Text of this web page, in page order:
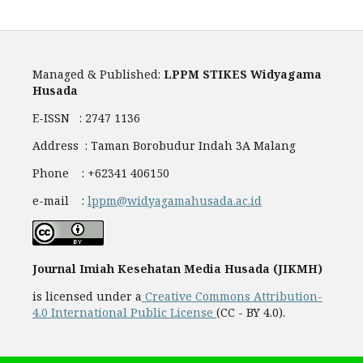
Managed & Published: LPPM STIKES Widyagama
Husada
E-ISSN : 2747 1136
Address : Taman Borobudur Indah 3A Malang
Phone : +62341 406150
e-mail : lppm@widyagamahusada.ac.id
Journal Imiah Kesehatan Media Husada (JIKMH)
is licensed under a Creative Commons Attribution-
4.0 International Public License (CC - BY 4.0).